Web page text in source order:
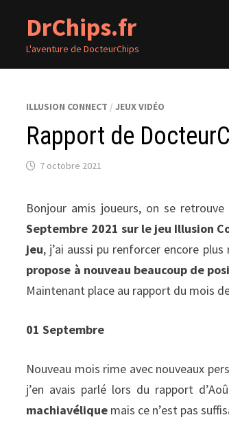
contenu
DrChips.fr
L'aventure de DocteurChips
ILLUSION CONNECT /JEUX VIDÉO
Rapport de
7 octobre 2021
Bonjour amis joueurs, on se
Septembre 2021 sur le jeu Illusion
jeu, j’ai aussi pu renforcer encore
propose à nouveau beaucoup de
Maintenant place au rapport du mois
01 Septembre
Nouveau mois rime avec nouveaux
j’en avais parlé lors du rapport
machiavélique mais ce n’est pas